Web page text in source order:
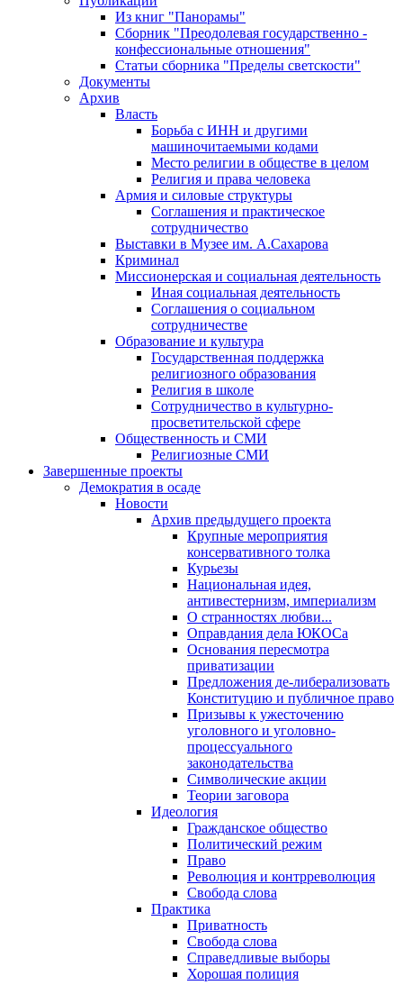
Из книг "Панорамы"
Сборник "Преодолевая государственно -
конфессиональные отношения"
Статьи сборника "Пределы светскости"
Документы
Архив
Власть
Борьба с ИНН и другими
машиночитаемыми кодами
Место религии в обществе в целом
Религия и права человека
Армия и силовые структуры
Соглашения и практическое
сотрудничество
Выставки в Музее им. А.Сахарова
Криминал
Миссионерская и социальная деятельность
Иная социальная деятельность
Соглашения о социальном
сотрудничестве
Образование и культура
Государственная поддержка
религиозного образования
Религия в школе
Сотрудничество в культурно-
просветительской сфере
Общественность и СМИ
Религиозные СМИ
Завершенные проекты
Демократия в осаде
Новости
Архив предыдущего проекта
Крупные мероприятия
консервативного толка
Курьезы
Национальная идея,
антивестернизм, империализм
О странностях любви...
Оправдания дела ЮКОСа
Основания пересмотра
приватизации
Предложения де-либерализовать
Конституцию и публичное право
Призывы к ужесточению
уголовного и уголовно-
процессуального
законодательства
Символические акции
Теории заговора
Идеология
Гражданское общество
Политический режим
Право
Революция и контрреволюция
Свобода слова
Практика
Приватность
Свобода слова
Справедливые выборы
Хорошая полиция